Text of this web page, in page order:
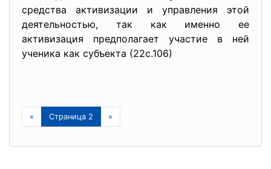
средства активизации и управления этой
деятельностью, так как именно ее
активизация предполагает участие в ней
ученика как субъекта (22с.106)
« Страница 2 »